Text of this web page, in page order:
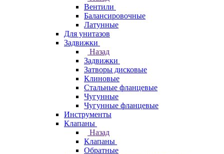
Вентили
Балансировочные
Латунные
Для унитазов
Задвижки
Назад
Задвижки
Затворы дисковые
Клиновые
Стальные фланцевые
Чугунные
Чугунные фланцевые
Инструменты
Клапаны
Назад
Клапаны
Обратные